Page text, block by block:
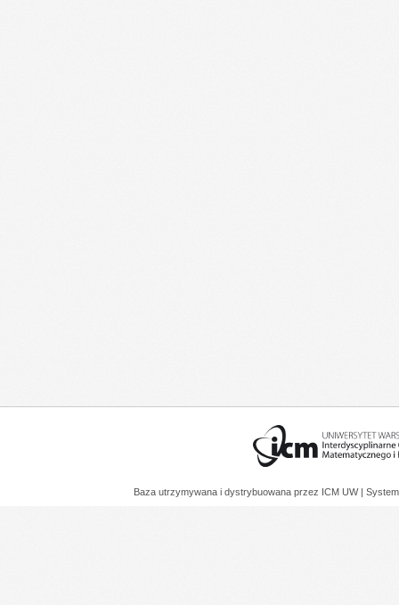
Baza utrzymywana i dystrybuowana przez ICM UW |